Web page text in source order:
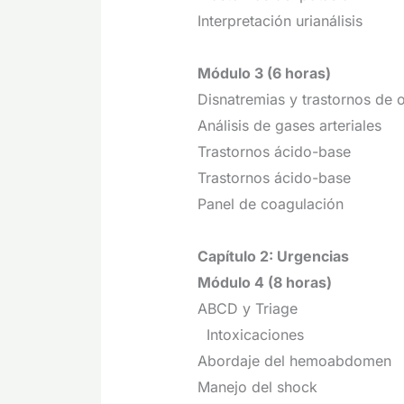
Interpretación urianálisis
Módulo 3 (6 horas)
Disnatremias y trastornos de
Análisis de gases arteriales
Trastornos ácido-base
Trastornos ácido-base
Panel de coagulación
Capítulo 2: Urgencias
Módulo 4 (8 horas)
ABCD y Triage
Intoxicaciones
Abordaje del hemoabdomen
Manejo del shock